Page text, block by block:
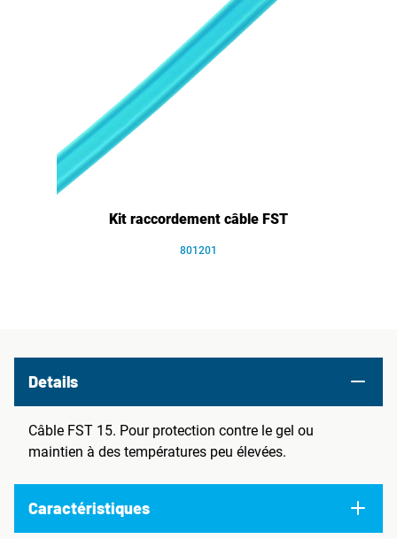
Kit raccordement câble FST
801201
Details
Câble FST 15. Pour protection contre le gel ou
maintien à des températures peu élevées.
Caractéristiques